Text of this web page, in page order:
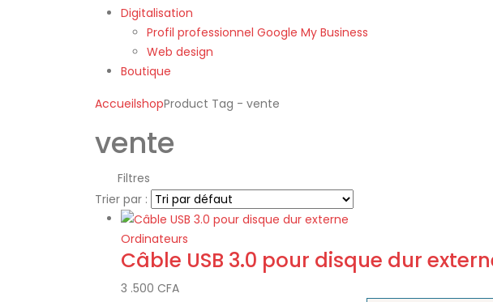
Digitalisation
Profil professionnel Google My Business
Web design
Boutique
AccueilshopProduct Tag - vente
vente
Filtres
Trier par :
Ordinateurs
Câble USB 3.0 pour disque dur
3 .500 CFA